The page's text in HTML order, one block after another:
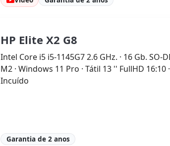
Outros:
hR embalagens
Peso: 1.00 Kg.
HP Elite X2 G8
Intel Core i5 i5-1145G7 2.6 GHz. · 16 Gb. SO-
M2 · Windows 11 Pro · Tátil 13 '' FullHD 16:10
Incuído
Garantia de 2 anos